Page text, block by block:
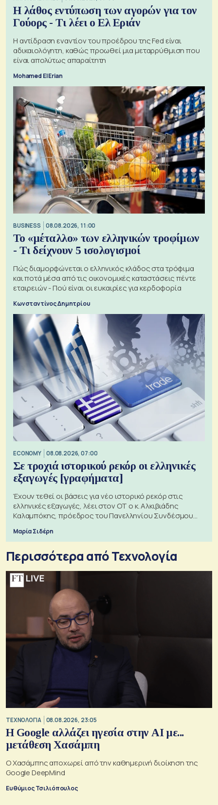
Η λάθος εντύπωση των αγορών για τον
Γούορς - Τι λέει ο Ελ Εριάν
Η αντίδραση εναντίον του προέδρου της Fed είναι
αδικαιολόγητη, καθώς προωθεί μια μεταρρύθμιση που
είναι απολύτως απαραίτητη
Mohamed El Erian
BUSINESS 08.08.2026, 11:00
Το «μέταλλο» των ελληνικών τροφίμων
- Τι δείχνουν 5 ισολογισμοί
Πώς διαμορφώνεται ο ελληνικός κλάδος στα τρόφιμα
και ποτά μέσα από τις οικονομικές καταστάσεις πέντε
εταιρειών - Πού είναι οι ευκαιρίες για κερδοφορία
Κωνσταντίνος Δημητρίου
ECONOMY 08.08.2026, 07:00
Σε τροχιά ιστορικού ρεκόρ οι ελληνικές
εξαγωγές [γραφήματα]
Έχουν τεθεί οι βάσεις για νέο ιστορικό ρεκόρ στις
ελληνικές εξαγωγές, λέει στον ΟΤ ο κ. Αλκιβιάδης
Καλαμπόκης, πρόεδρος του Πανελληνίου Συνδέσμου
Εξαγωγέων
Μαρία Σιδέρη
Περισσότερα από Τεχνολογία
ΤΕΧΝΟΛΟΓΙΑ 08.08.2026, 23:05
Η Google αλλάζει ηγεσία στην AI με...
μετάθεση Χασάμπη
Ο Χασάμπης αποχωρεί από την καθημερινή διοίκηση της
Google DeepMind
Ευθύμιος Τσιλιόπουλος